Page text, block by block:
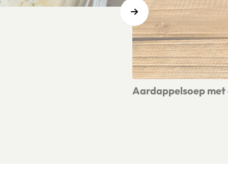
Aardappelsoep met